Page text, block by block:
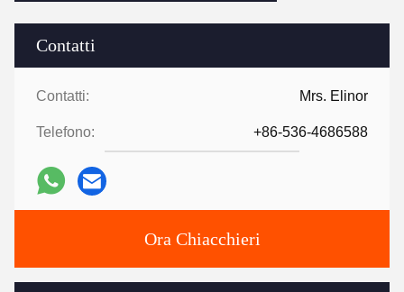
Contatti
Contatti: Mrs. Elinor
Telefono: +86-536-4686588
Ora Chiacchieri